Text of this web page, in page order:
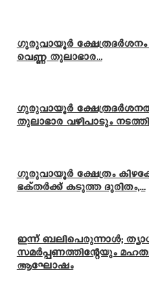
ഗുരുവായൂർ ക്ഷേത്രദർശനം
വെണ്ണ തുലാഭാര...
ഗുരുവായൂർ
തുലാഭാര വഴിപാടും നടത്തി
ഗുരുവായൂർ ക്ഷേത്രം
ഭക്തർക്ക് കടുത്ത ദുരിതം,...
ഇന്ന് ബലിപെരുന്നാള്‍;
സമര്‍പ്പണത്തിന്റേയും
ആഘോഷം